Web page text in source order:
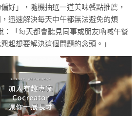
好」，隨機抽選一道美味餐點推薦，
迅速解決每天中午都無法避免的煩
「每天都會聽見同事或朋友吶喊午餐
起想要解決這個問題的念頭。」